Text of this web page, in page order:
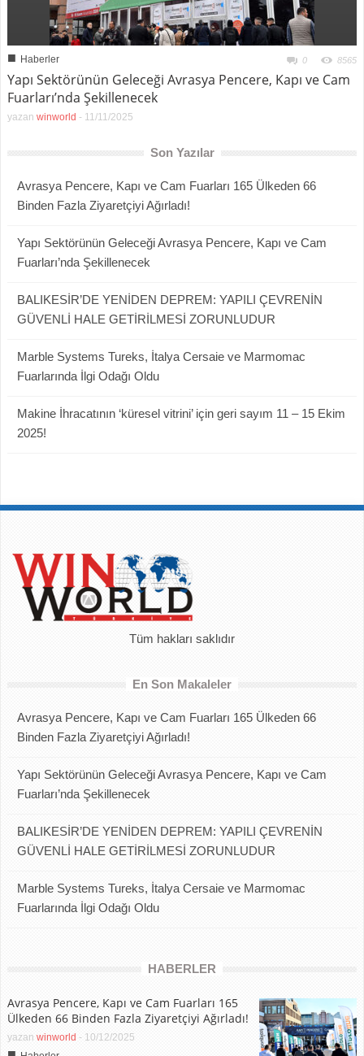
■ Haberler 0 8565
Yapı Sektörünün Geleceği Avrasya Pencere, Kapı ve Cam
Fuarları’nda Şekillenecek
yazan winworld - 11/11/2025
Son Yazılar
Avrasya Pencere, Kapı ve Cam Fuarları 165 Ülkeden 66
Binden Fazla Ziyaretçiyi Ağırladı!
Yapı Sektörünün Geleceği Avrasya Pencere, Kapı ve Cam
Fuarları’nda Şekillenecek
BALIKESİR’DE YENİDEN DEPREM: YAPILI ÇEVRENİN
GÜVENLİ HALE GETİRİLMESİ ZORUNLUDUR
Marble Systems Tureks, İtalya Cersaie ve Marmomac
Fuarlarında İlgi Odağı Oldu
Makine İhracatının ‘küresel vitrini’ için geri sayım 11 – 15 Ekim
2025!
Tüm hakları saklıdır
En Son Makaleler
Avrasya Pencere, Kapı ve Cam Fuarları 165 Ülkeden 66
Binden Fazla Ziyaretçiyi Ağırladı!
Yapı Sektörünün Geleceği Avrasya Pencere, Kapı ve Cam
Fuarları’nda Şekillenecek
BALIKESİR’DE YENİDEN DEPREM: YAPILI ÇEVRENİN
GÜVENLİ HALE GETİRİLMESİ ZORUNLUDUR
Marble Systems Tureks, İtalya Cersaie ve Marmomac
Fuarlarında İlgi Odağı Oldu
HABERLER
Avrasya Pencere, Kapı ve Cam Fuarları 165
Ülkeden 66 Binden Fazla Ziyaretçiyi Ağırladı!
yazan winworld - 10/12/2025